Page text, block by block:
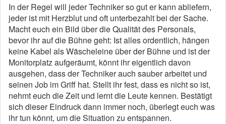
In der Regel will jeder Techniker so gut er kann abliefern,
jeder ist mit Herzblut und oft unterbezahlt bei der Sache.
Macht euch ein Bild über die Qualität des Personals,
bevor ihr auf die Bühne geht: Ist alles ordentlich, hängen
keine Kabel als Wäscheleine über der Bühne und ist der
Monitorplatz aufgeräumt, könnt ihr eigentlich davon
ausgehen, dass der Techniker auch sauber arbeitet und
seinen Job im Griff hat. Stellt ihr fest, dass es nicht so ist,
nehmt euch die Zeit und lernt die Leute kennen. Bestätigt
sich dieser Eindruck dann immer noch, überlegt euch was
ihr tun könnt, um die Situation zu entspannen.